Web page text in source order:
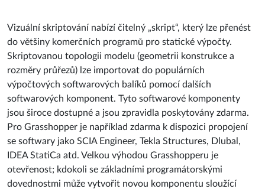
Vizuální skriptování nabízí čitelný „skript“, který lze přenést
do většiny komerčních programů pro statické výpočty.
Skriptovanou topologii modelu (geometrii konstrukce a
rozměry průřezů) lze importovat do populárních
výpočtových softwarových balíků pomocí dalších
softwarových komponent. Tyto softwarové komponenty
jsou široce dostupné a jsou zpravidla poskytovány zdarma.
Pro Grasshopper je například zdarma k dispozici propojení
se softwary jako SCIA Engineer, Tekla Structures, Dlubal,
IDEA StatiCa atd. Velkou výhodou Grasshopperu je
otevřenost; kdokoli se základními programátorskými
dovednostmi může vytvořit novou komponentu sloužící